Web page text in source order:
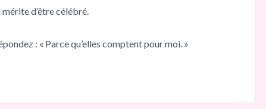
d’être célébré.
: « Parce qu’elles comptent pour moi. »